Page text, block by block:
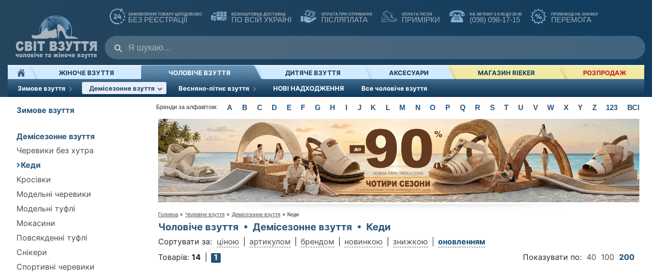
ЗАМОВЛЕННЯ ТОВАРУ ЦІЛОДОБОВО
БЕЗ РЕЄСТРАЦІЇ
БЕЗКОШТОВНА ДОСТАВКА
ПО ВСІЙ УКРАЇНІ
ОПЛАТА ПРИ ОТРИМАННІ
ПІСЛЯПЛАТА
ОПЛАТА ПІСЛЯ
ПРИМІРКИ
НА ЗВ'ЯЗКУ З 9:00 ДО 20:00
(098) 098-17-15
ПРОМОКОД НА ЗНИЖКУ
ПЕРЕМОГА
ЖІНОЧЕ ВЗУТТЯ
ЧОЛОВІЧЕ ВЗУТТЯ
Зимове взуття
Демісезонне взуття Весняно-літнє взуття НОВІ НАДХОДЖЕННЯ Все чоловіче взуття
ДИТЯЧЕ ВЗУТТЯ АКСЕСУАРИ МАГАЗИН RIEKER РОЗПРОДАЖ
Зимове взуття
Демісезонне взуття
Черевики без хутра
Кеди
Кросівки
Модельні черевики
Модельні туфлі
Мокасини
Повсякденні туфлі
Снікери
Спортивні черевики
Головна » Чоловіче взуття » Демісезонне взуття » Кеди
Чоловіче взуття • Демісезонне взуття • Кеди
Сортувати за: ціною артикулом брендом новинкою знижкою
оновленням
Товарів: 14 1 Показувати по: 40 100 200
Бренди за алфавітом: A B C D E F G H I J K L M N O P Q R S T U V W X Y Z 123 ВСІ